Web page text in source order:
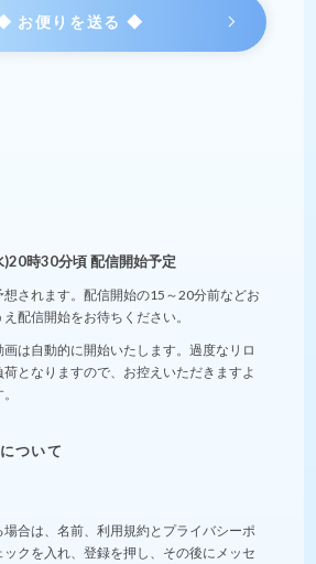
お便りを送る ◆
時30分頃 配信開始予定
されます。配信開始の15～20分前などお
配信開始をお待ちください。
は自動的に開始いたします。過度なリロ
となりますので、お控えいただきますよ
ついて
合は、名前、利用規約とプライバシーポ
ックを入れ、登録を押し、その後にメッセ